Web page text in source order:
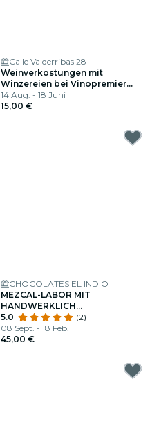
Calle Valderribas 28
Weinverkostungen mit
Winzereien bei Vinopremier
Pacifico
14 Aug. - 18 Juni
15,00 €
CHOCOLATES EL INDIO
MEZCAL-LABOR MIT
HANDWERKLICH
HERGESTELLTEN PRALINEN
5.0
(2)
08 Sept. - 18 Feb.
45,00 €